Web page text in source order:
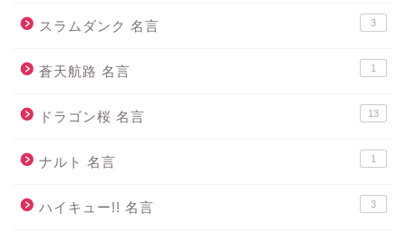
スラムダンク 名言 3
蒼天航路 名言 1
ドラゴン桜 名言 13
ナルト 名言 1
ハイキュー!! 名言 3